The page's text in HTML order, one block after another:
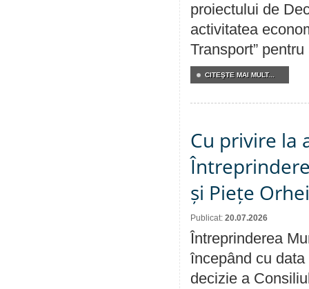
proiectului de
activitatea
Transport” pentru
CITEŞTE MAI MULT...
Cu privire la
și Piețe
Publicat: 20.07.2026
Întreprinderea
începând cu
decizie a